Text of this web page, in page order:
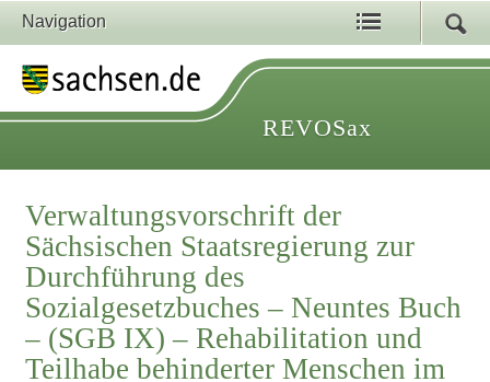
Navigation
REVOSax
Verwaltungsvorschrift der
Sächsischen Staatsregierung zur
Durchführung des
Sozialgesetzbuches – Neuntes Buch
– (SGB IX) – Rehabilitation und
Teilhabe behinderter Menschen im